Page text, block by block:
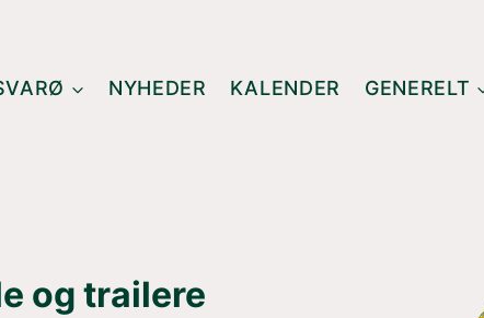
NYHEDER KALENDER GENERELT
og trailere